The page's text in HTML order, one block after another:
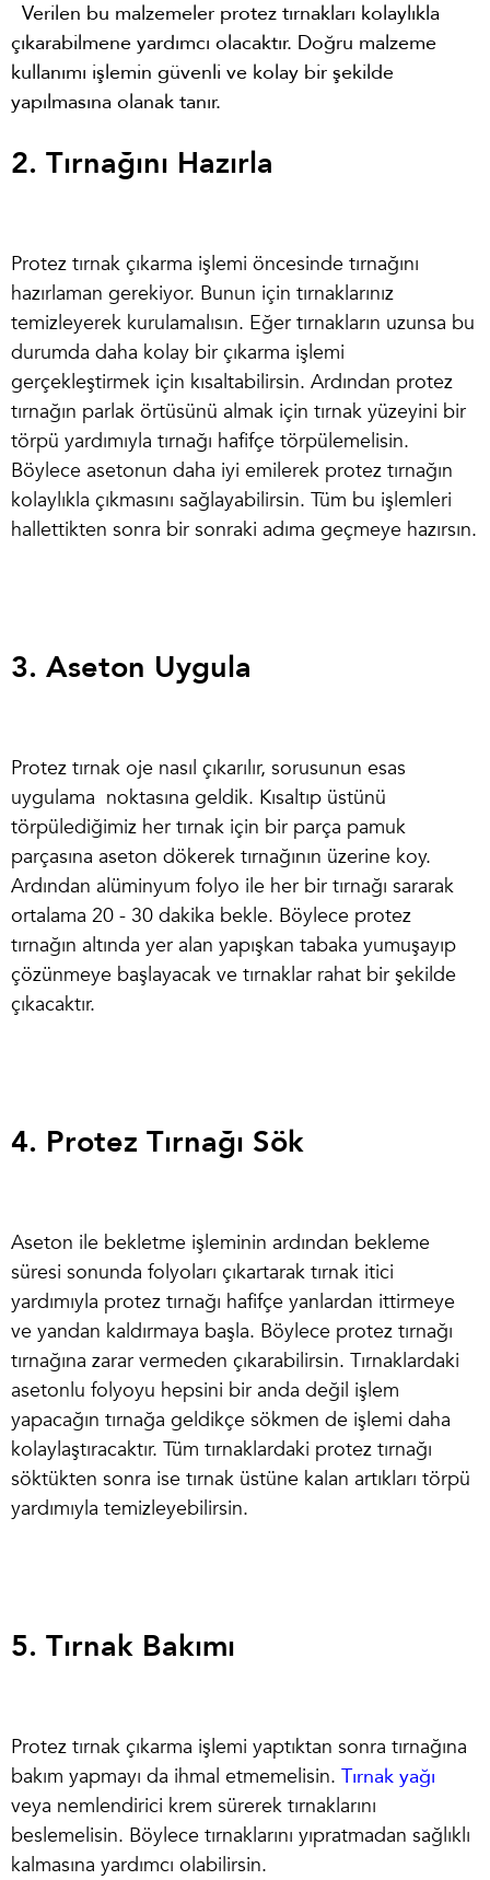
Verilen bu malzemeler protez tırnakları kolaylıkla
çıkarabilmene yardımcı olacaktır. Doğru malzeme
kullanımı işlemin güvenli ve kolay bir şekilde
yapılmasına olanak tanır.
2. Tırnağını Hazırla
Protez tırnak çıkarma işlemi öncesinde tırnağını
hazırlaman gerekiyor. Bunun için tırnaklarınız
temizleyerek kurulamalısın. Eğer tırnakların uzunsa bu
durumda daha kolay bir çıkarma işlemi
gerçekleştirmek için kısaltabilirsin. Ardından protez
tırnağın parlak örtüsünü almak için tırnak yüzeyini bir
törpü yardımıyla tırnağı hafifçe törpülemelisin.
Böylece asetonun daha iyi emilerek protez tırnağın
kolaylıkla çıkmasını sağlayabilirsin. Tüm bu işlemleri
hallettikten sonra bir sonraki adıma geçmeye hazırsın.
3. Aseton Uygula
Protez tırnak oje nasıl çıkarılır, sorusunun esas
uygulama noktasına geldik. Kısaltıp üstünü
törpülediğimiz her tırnak için bir parça pamuk
parçasına aseton dökerek tırnağının üzerine koy.
Ardından alüminyum folyo ile her bir tırnağı sararak
ortalama 20 - 30 dakika bekle. Böylece protez
tırnağın altında yer alan yapışkan tabaka yumuşayıp
çözünmeye başlayacak ve tırnaklar rahat bir şekilde
çıkacaktır.
4. Protez Tırnağı Sök
Aseton ile bekletme işleminin ardından bekleme
süresi sonunda folyoları çıkartarak tırnak itici
yardımıyla protez tırnağı hafifçe yanlardan ittirmeye
ve yandan kaldırmaya başla. Böylece protez tırnağı
tırnağına zarar vermeden çıkarabilirsin. Tırnaklardaki
asetonlu folyoyu hepsini bir anda değil işlem
yapacağın tırnağa geldikçe sökmen de işlemi daha
kolaylaştıracaktır. Tüm tırnaklardaki protez tırnağı
söktükten sonra ise tırnak üstüne kalan artıkları törpü
yardımıyla temizleyebilirsin.
5. Tırnak Bakımı
Protez tırnak çıkarma işlemi yaptıktan sonra tırnağına
bakım yapmayı da ihmal etmemelisin. Tırnak yağı
veya nemlendirici krem sürerek tırnaklarını
beslemelisin. Böylece tırnaklarını yıpratmadan sağlıklı
kalmasına yardımcı olabilirsin.